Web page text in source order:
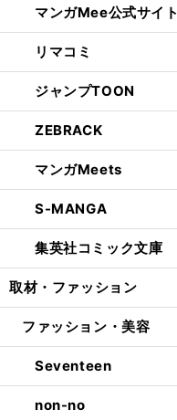
マンガMee公式サイト
リマコミ
ジャンプTOON
ZEBRACK
マンガMeets
S-MANGA
集英社コミック文庫
取材・ファッション
ファッション・美容
Seventeen
non-no